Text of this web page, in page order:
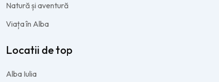
Natură și aventură
Viața în Alba
Locatii de top
Alba Iulia